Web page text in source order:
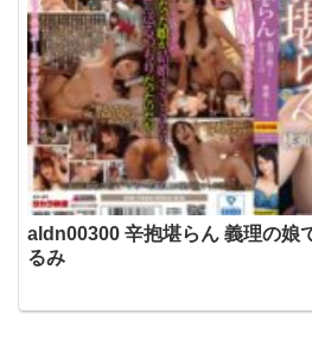
aldn00300 辛抱堪らん 義理の娘
るみ